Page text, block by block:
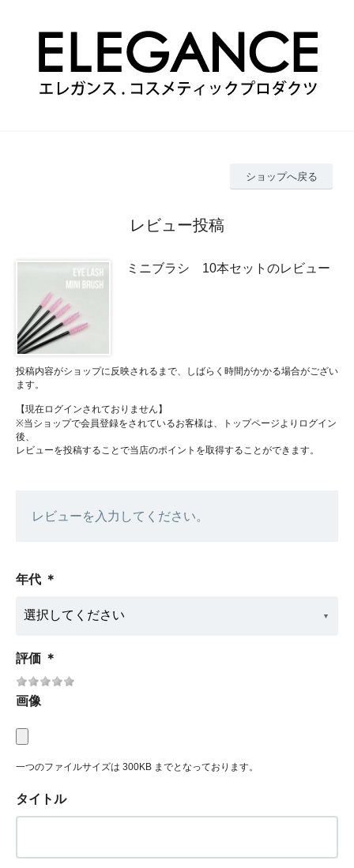
ショップへ戻る
レビュー投稿
ミニブラシ 10本セットのレビュー
投稿内容がショップに反映されるまで、しばらく時間がかかる場合がござい
ます。
【現在ログインされておりません】
※当ショップで会員登録をされているお客様は、トップページよりログイン
後、
レビューを投稿することで当店のポイントを取得することができます。
レビューを入力してください。
年代 ＊
評価 ＊
画像
一つのファイルサイズは 300KB までとなっております。
タイトル